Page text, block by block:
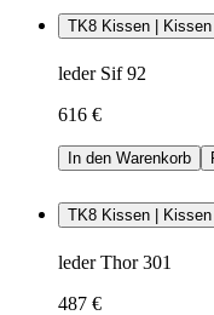
TK8 Kissen | Kissen
leder Sif 92
616 €
In den Warenkorb
TK8 Kissen | Kissen
leder Thor 301
487 €